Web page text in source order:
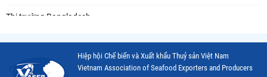
Thị trường Bangladesh
Thị trường Canada
Hiệp hội Chế biến và Xuất khẩu Thuỷ sản Việt Nam
Vietnam Association of Seafood Exporters and Producers